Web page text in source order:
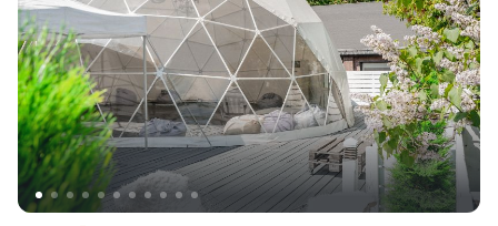
ДЕГУСТАЦИИ
ЧАЕПИТИЕ
ТИМБИЛДИНГ